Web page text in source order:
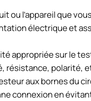
ou l’appareil que
électrique et
appropriée sur le
résistance, polarité,
aux bornes du
connexion en